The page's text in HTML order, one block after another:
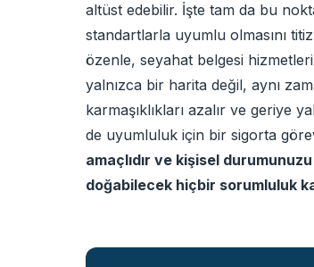
altüst edebilir. İşte tam da bu
standartlarla uyumlu olmasını
özenle, seyahat belgesi
yalnızca bir harita değil, aynı
karmaşıklıkları azalır ve geriye
de uyumluluk için bir sigorta
amaçlıdır ve kişisel
doğabilecek hiçbir sorumluluk